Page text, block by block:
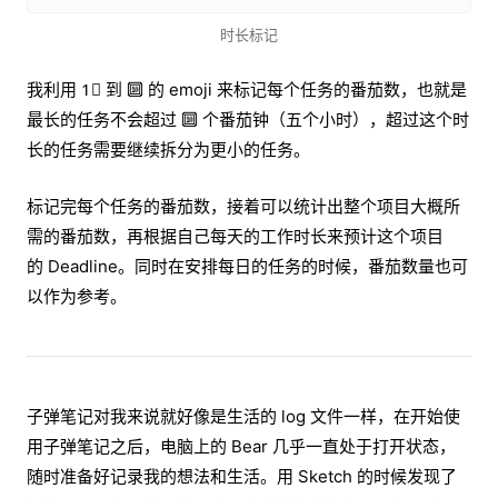
时长标记
我利用 1⃣️ 到 🔟 的 emoji 来标记每个任务的番茄数，也就是
最长的任务不会超过 🔟 个番茄钟（五个小时），超过这个时
长的任务需要继续拆分为更小的任务。
标记完每个任务的番茄数，接着可以统计出整个项目大概所
需的番茄数，再根据自己每天的工作时长来预计这个项目
的 Deadline。同时在安排每日的任务的时候，番茄数量也可
以作为参考。
子弹笔记对我来说就好像是生活的 log 文件一样，在开始使
用子弹笔记之后，电脑上的 Bear 几乎一直处于打开状态，
随时准备好记录我的想法和生活。用 Sketch 的时候发现了